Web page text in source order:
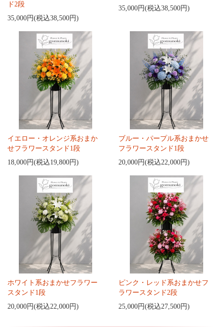
ド2段
35,000円(税込38,500円)
35,000円(税込38,500円)
イエロー・オレンジ系おまか
せフラワースタンド1段
18,000円(税込19,800円)
ブルー・パープル系おまかせ
フラワースタンド1段
20,000円(税込22,000円)
ホワイト系おまかせフラワー
スタンド1段
20,000円(税込22,000円)
ピンク・レッド系おまかせフ
ラワースタンド2段
25,000円(税込27,500円)